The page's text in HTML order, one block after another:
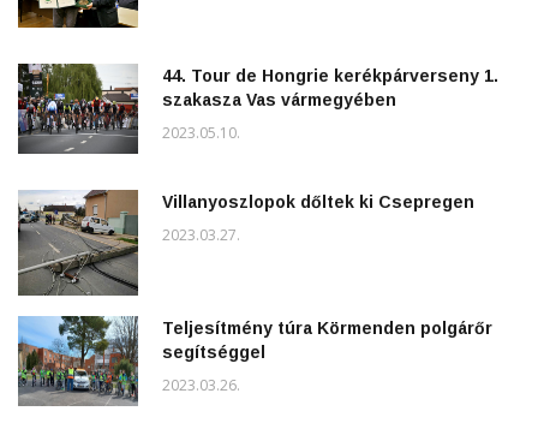
44. Tour de Hongrie kerékpárverseny 1.
szakasza Vas vármegyében
2023.05.10.
Villanyoszlopok dőltek ki Csepregen
2023.03.27.
Teljesítmény túra Körmenden polgárőr
segítséggel
2023.03.26.